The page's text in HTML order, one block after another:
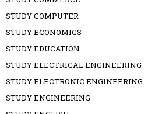
STUDY COMPUTER
STUDY ECONOMICS
STUDY EDUCATION
STUDY ELECTRICAL ENGINEERING
STUDY ELECTRONIC ENGINEERING
STUDY ENGINEERING